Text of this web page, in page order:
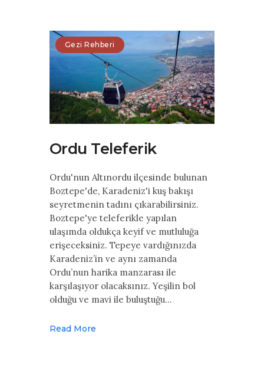
Gezi Rehberi
Ordu Teleferik
Ordu'nun Altınordu ilçesinde bulunan
Boztepe'de, Karadeniz'i kuş bakışı
seyretmenin tadını çıkarabilirsiniz.
Boztepe'ye teleferikle yapılan
ulaşımda oldukça keyif ve mutluluğa
erişeceksiniz. Tepeye vardığınızda
Karadeniz’in ve aynı zamanda
Ordu’nun harika manzarası ile
karşılaşıyor olacaksınız. Yeşilin bol
olduğu ve mavi ile buluştuğu…
Read More